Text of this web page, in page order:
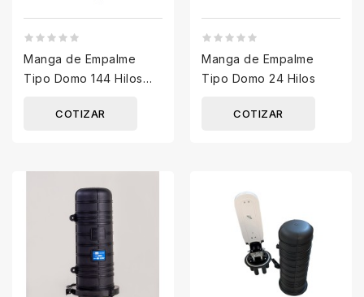
Manga de Empalme
Tipo Domo 144 Hilos
COTIZAR
Manga de Empalme
Tipo Domo 24 Hilos
COTIZAR